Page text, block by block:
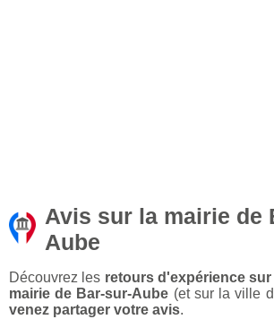
Avis sur la mairie de
Aube
Découvrez les retours d'expérience
mairie de Bar-sur-Aube (et sur la ville
venez partager votre avis.